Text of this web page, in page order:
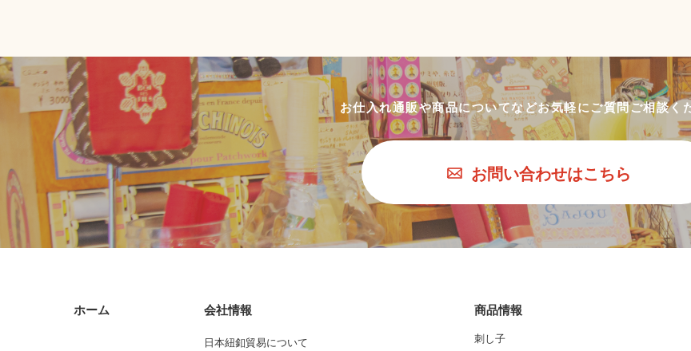
お仕入れ通販や商品についてなどお気軽にご質問ご相談く
お問い合わせはこちら
ホーム 会社情報
日本紐釦貿易について
商品情報
刺し子